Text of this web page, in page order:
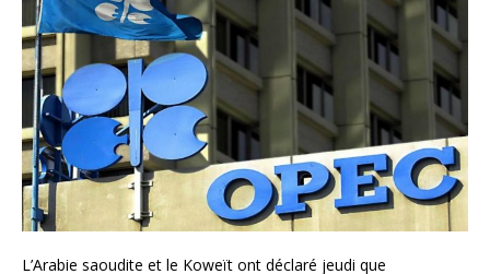
L’Arabie saoudite et le Koweït ont déclaré jeudi que